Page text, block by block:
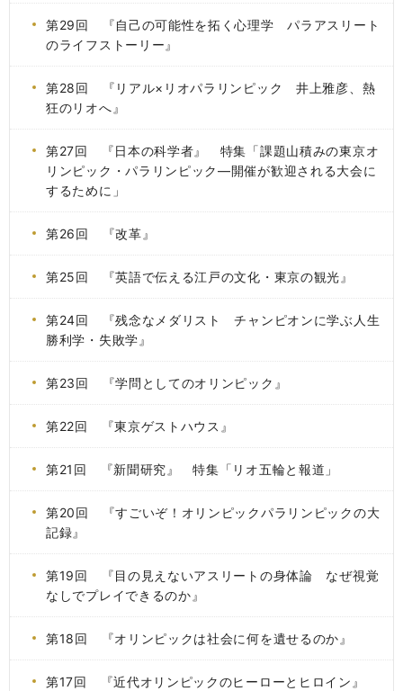
第29回 『自己の可能性を拓く心理学 パラアスリート
のライフストーリー』
第28回 『リアル×リオパラリンピック 井上雅彦、熱
狂のリオへ』
第27回 『日本の科学者』 特集「課題山積みの東京オ
リンピック・パラリンピック―開催が歓迎される大会に
するために」
第26回 『改革』
第25回 『英語で伝える江戸の文化・東京の観光』
第24回 『残念なメダリスト チャンピオンに学ぶ人生
勝利学・失敗学』
第23回 『学問としてのオリンピック』
第22回 『東京ゲストハウス』
第21回 『新聞研究』 特集「リオ五輪と報道」
第20回 『すごいぞ！オリンピックパラリンピックの大
記録』
第19回 『目の見えないアスリートの身体論 なぜ視覚
なしでプレイできるのか』
第18回 『オリンピックは社会に何を遺せるのか』
第17回 『近代オリンピックのヒーローとヒロイン』